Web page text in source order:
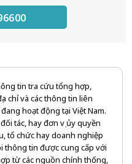
tin tra cứu tổng hợp,
chỉ và các thông tin liên
hoạt động tại Việt Nam.
tác, hay đơn vị ủy quyền
tổ chức hay doanh nghiệp
thông tin được cung cấp với
từ các nguồn chính thống,